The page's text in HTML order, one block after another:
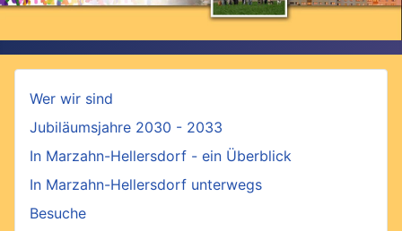
Wer wir sind
Jubiläumsjahre 2030 - 2033
In Marzahn-Hellersdorf - ein Überblick
In Marzahn-Hellersdorf unterwegs
Besuche